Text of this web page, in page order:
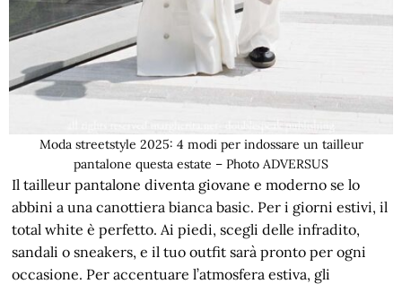
Moda streetstyle 2025: 4 modi per indossare un tailleur
pantalone questa estate – Photo ADVERSUS
Il tailleur pantalone diventa giovane e moderno se lo
abbini a una canottiera bianca basic. Per i giorni estivi, il
total white è perfetto. Ai piedi, scegli delle infradito,
sandali o sneakers, e il tuo outfit sarà pronto per ogni
occasione. Per accentuare l’atmosfera estiva, gli